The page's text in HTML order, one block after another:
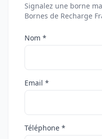
Signalez une borne
Bornes de Recharge
Nom *
Email *
Téléphone *